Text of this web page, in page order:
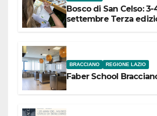
Bosco di San Celso: 3-
settembre Terza
BRACCIANO REGIONE LAZIO
Faber School